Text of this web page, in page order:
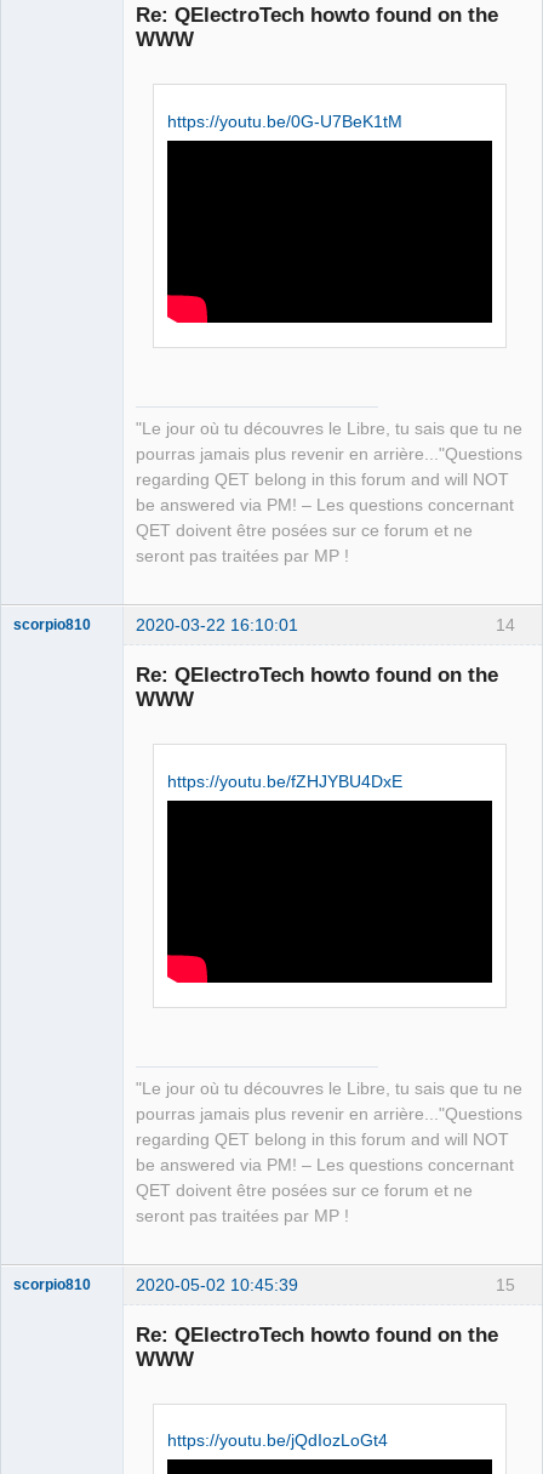
Re: QElectroTech howto found on the
WWW
https://youtu.be/0G-U7BeK1tM
"Le jour où tu découvres le Libre, tu sais que tu ne
pourras jamais plus revenir en arrière..."Questions
regarding QET belong in this forum and will NOT
be answered via PM! – Les questions concernant
QET doivent être posées sur ce forum et ne
seront pas traitées par MP !
14
scorpio810 2020-03-22 16:10:01
Re: QElectroTech howto found on the
WWW
https://youtu.be/fZHJYBU4DxE
"Le jour où tu découvres le Libre, tu sais que tu ne
pourras jamais plus revenir en arrière..."Questions
regarding QET belong in this forum and will NOT
be answered via PM! – Les questions concernant
QET doivent être posées sur ce forum et ne
seront pas traitées par MP !
15
scorpio810 2020-05-02 10:45:39
Re: QElectroTech howto found on the
WWW
https://youtu.be/jQdIozLoGt4